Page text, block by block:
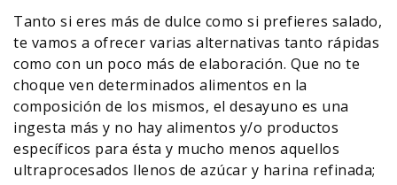
Tanto si eres más de dulce como si prefieres salado,
te vamos a ofrecer varias alternativas tanto rápidas
como con un poco más de elaboración. Que no te
choque ven determinados alimentos en la
composición de los mismos, el desayuno es una
ingesta más y no hay alimentos y/o productos
específicos para ésta y mucho menos aquellos
ultraprocesados llenos de azúcar y harina refinada;